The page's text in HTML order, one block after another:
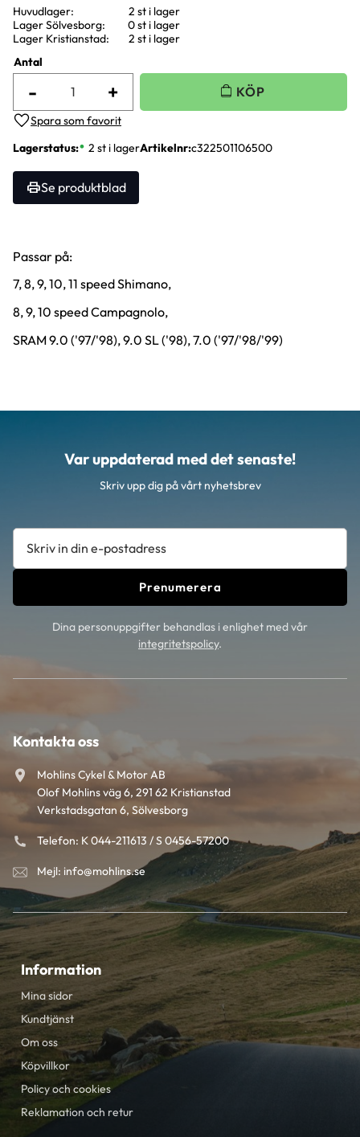
Antal
+
-
Lägg till i favoriter
Lagerstatus 2 st i lagerArtikelnr c322501106500
Se produktblad
Huvudlager
2 st i lager
Lager Sölvesborg
0 st i lager
Lager Kristianstad
2 st i lager
Passar på:
7, 8, 9, 10, 11 speed Shimano,
8, 9, 10 speed Campagnolo,
SRAM 9.0 ('97/'98), 9.0 SL ('98), 7.0 ('97/'98/'99)
Var uppdaterad med det senaste!
Skriv upp dig på vårt nyhetsbrev
Prenumerera
Dina personuppgifter behandlas i enlighet med vår
integritetspolicy.
Kontakta oss
Mohlins Cykel & Motor AB
Olof Mohlins väg 6, 291 62 Kristianstad
Verkstadsgatan 6, Sölvesborg
Telefon: K 044-211613 / S 0456-57200
Mejl: info@mohlins.se
Information
Mina sidor
Kundtjänst
Om oss
Köpvillkor
Policy och cookies
Reklamation och retur